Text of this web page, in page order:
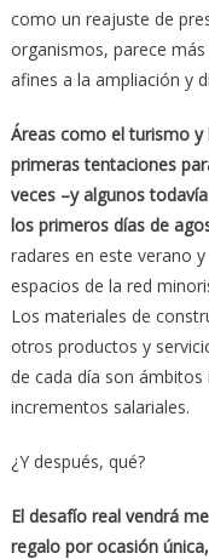
como un reajuste de
organismos, parece
afines a la ampliación y
Áreas como el turismo y
primeras tentaciones
veces –y algunos
los primeros días de
radares en este verano
espacios de la red
Los materiales de
otros productos y
de cada día son
incrementos salariales.
¿Y después, qué?
El desafío real vendrá
regalo por ocasión